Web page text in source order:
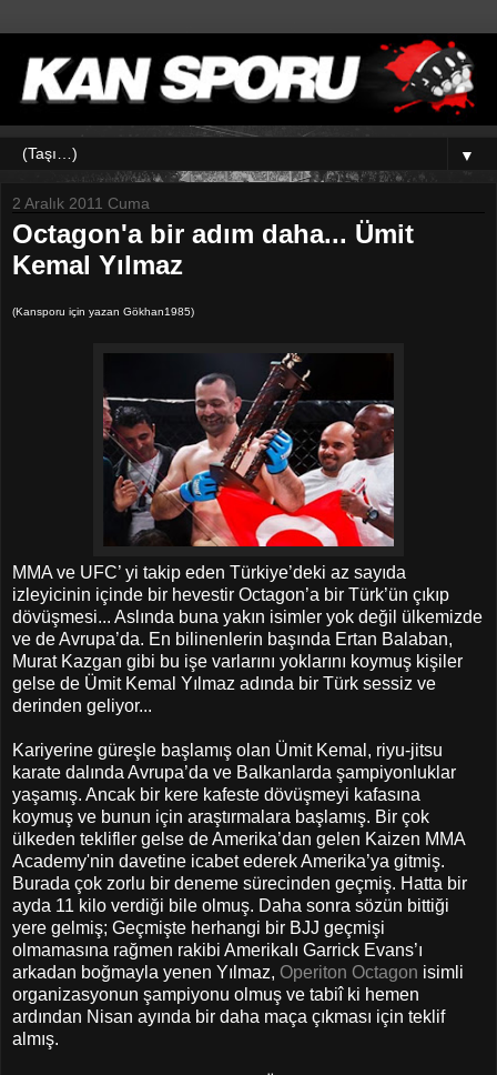
▼
2 Aralık 2011 Cuma
Octagon'a bir adım daha... Ümit
Kemal Yılmaz
(Kansporu için yazan Gökhan1985)
MMA ve UFC’ yi takip eden Türkiye’deki az sayıda
izleyicinin içinde bir hevestir Octagon’a bir Türk’ün çıkıp
dövüşmesi... Aslında buna yakın isimler yok değil ülkemizde
ve de Avrupa’da. En bilinenlerin başında Ertan Balaban,
Murat Kazgan gibi bu işe varlarını yoklarını koymuş kişiler
gelse de Ümit Kemal Yılmaz adında bir Türk sessiz ve
derinden geliyor...
Kariyerine güreşle başlamış olan Ümit Kemal, riyu-jitsu
karate dalında Avrupa’da ve Balkanlarda şampiyonluklar
yaşamış. Ancak bir kere kafeste dövüşmeyi kafasına
koymuş ve bunun için araştırmalara başlamış. Bir çok
ülkeden teklifler gelse de Amerika’dan gelen Kaizen MMA
Academy'nin davetine icabet ederek Amerika’ya gitmiş.
Burada çok zorlu bir deneme sürecinden geçmiş. Hatta bir
ayda 11 kilo verdiği bile olmuş. Daha sonra sözün bittiği
yere gelmiş; Geçmişte herhangi bir BJJ geçmişi
olmamasına rağmen rakibi Amerikalı Garrick Evans’ı
arkadan boğmayla yenen Yılmaz, Operiton Octagon isimli
organizasyonun şampiyonu olmuş ve tabiî ki hemen
ardından Nisan ayında bir daha maça çıkması için teklif
almış.